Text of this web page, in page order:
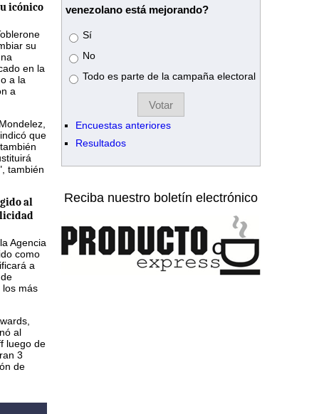
icónico
su
en la
a la
a
que
también
al
Agencia
como
a
los más
al
luego de
3
de
venezolano está mejorando?
Opciones
Sí
No
Todo es parte de la campaña electoral
Encuestas anteriores
Resultados
Reciba nuestro boletín electrónico